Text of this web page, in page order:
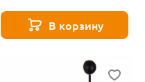
В корзину